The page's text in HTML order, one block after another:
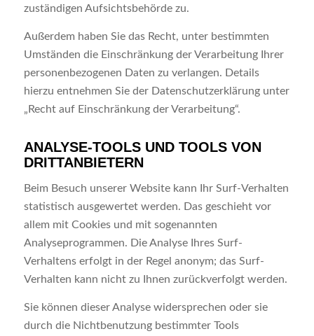
zuständigen Aufsichtsbehörde zu.
Außerdem haben Sie das Recht, unter bestimmten
Umständen die Einschränkung der Verarbeitung Ihrer
personenbezogenen Daten zu verlangen. Details
hierzu entnehmen Sie der Datenschutzerklärung unter
„Recht auf Einschränkung der Verarbeitung“.
ANALYSE-TOOLS UND TOOLS VON
DRITTANBIETERN
Beim Besuch unserer Website kann Ihr Surf-Verhalten
statistisch ausgewertet werden. Das geschieht vor
allem mit Cookies und mit sogenannten
Analyseprogrammen. Die Analyse Ihres Surf-
Verhaltens erfolgt in der Regel anonym; das Surf-
Verhalten kann nicht zu Ihnen zurückverfolgt werden.
Sie können dieser Analyse widersprechen oder sie
durch die Nichtbenutzung bestimmter Tools